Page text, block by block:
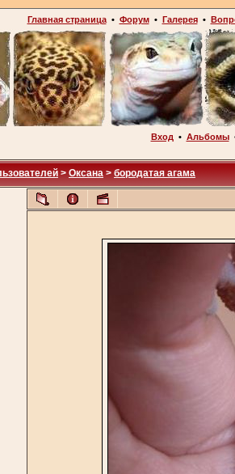
Главная страница• Форум• Галерея•
Вход • Альбомы
> Оксана > бородатая агама